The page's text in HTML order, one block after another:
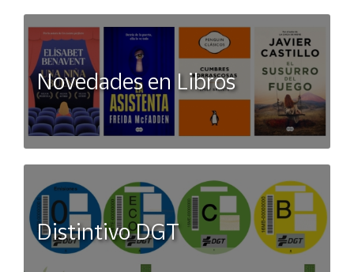
Novedades en Libros
Distintivo DGT